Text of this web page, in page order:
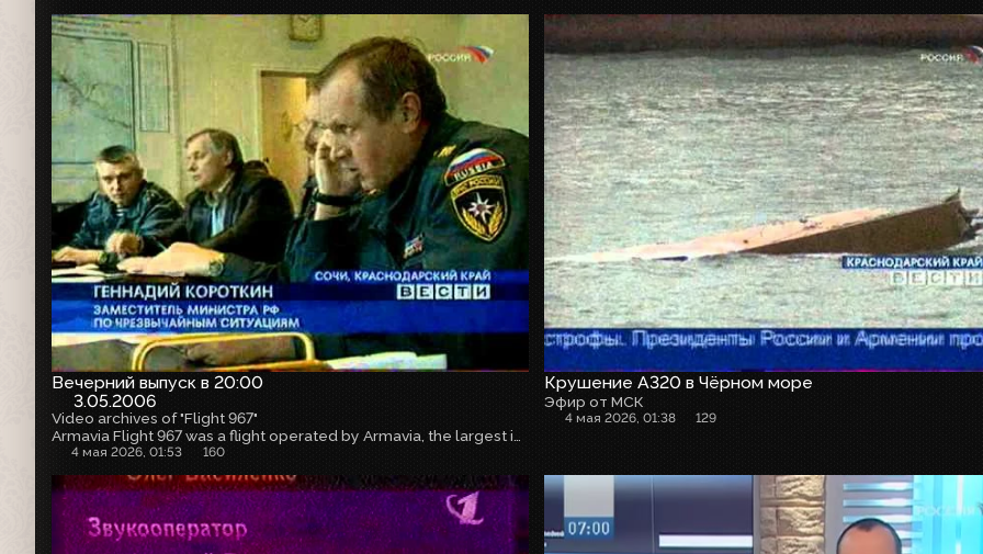
Вечерний выпуск в 20:00
3.05.2006
Video archives of "Flight 967"
Armavia Flight 967 was a flight operated by Armavia, the largest international airline of Armenia on May 3, 2006, from Yerevan in Armenia to Sochi, a Black Sea coastal resort city in Russia. The aircraft crashed into the sea while attempting to conduct a go-around following its first approach to Sochi airport, killing all 113 aboard.
4 мая 2026, 01:53 160
Крушение А320 в Чёрном море
Эфир от МСК
4 мая 2026, 01:38 129